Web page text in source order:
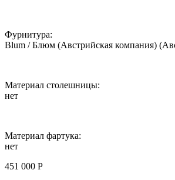
Фурнитура:
Blum / Блюм (Австрийская компания)
Материал столешницы:
нет
Материал фартука:
нет
451 000 Р